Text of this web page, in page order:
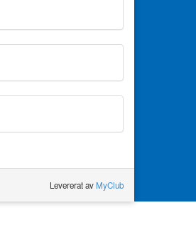
Levererat avMyClub